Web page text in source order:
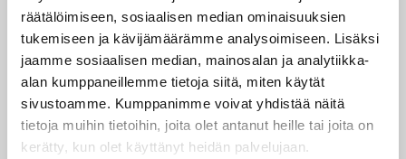
räätälöimiseen, sosiaalisen median ominaisuuksien
tukemiseen ja kävijämäärämme analysoimiseen. Lisäksi
jaamme sosiaalisen median, mainosalan ja analytiikka-
alan kumppaneillemme tietoja siitä, miten käytät
sivustoamme. Kumppanimme voivat yhdistää näitä
tietoja muihin tietoihin, joita olet antanut heille tai joita on
kerätty, kun olet käyttänyt heidän palvelujaan.
Kokemustietoa hyödynnetään opetuksen
lisäksi enenevässä määrin palveluiden
suunnittelussa, arvioinnissa ja
kehittämisessä. He voivat olla mukana
esimerkiksi työryhmissä, jossa kehitetään
hoitopolkuja tai arvioidaan palveluja.